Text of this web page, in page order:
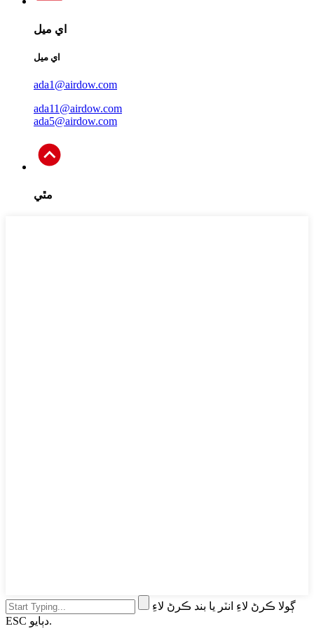
اي ميل
اي ميل
ada1@airdow.com
ada11@airdow.com
ada5@airdow.com
مٿي
ڳولا ڪرڻ لاءِ انٽر يا بند ڪرڻ لاءِ
ESC دٻايو.